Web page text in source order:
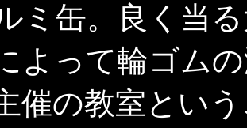
ミ缶。良く当
よって輪ゴム
催の教室とい